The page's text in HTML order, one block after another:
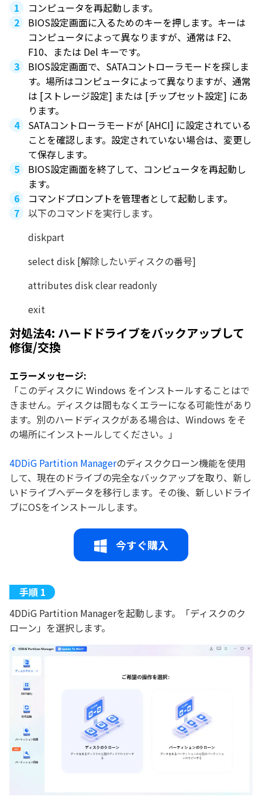
コンピュータを再起動します。
BIOS設定画面に入るためのキーを押します。キーは
コンピュータによって異なりますが、通常は F2、
F10、または Del キーです。
BIOS設定画面で、SATAコントローラモードを探しま
す。場所はコンピュータによって異なりますが、通常
は [ストレージ設定] または [チップセット設定] にあ
ります。
SATAコントローラモードが [AHCI] に設定されている
ことを確認します。設定されていない場合は、変更し
て保存します。
BIOS設定画面を終了して、コンピュータを再起動し
ます。
コマンドプロンプトを管理者として起動します。
以下のコマンドを実行します。
diskpart
select disk [解除したいディスクの番号]
attributes disk clear readonly
exit
対処法4: ハードドライブをバックアップして
修復/交換
エラーメッセージ:
「このディスクに Windows をインストールすることはで
きません。ディスクは間もなくエラーになる可能性があり
ます。別のハードディスクがある場合は、Windows をそ
の場所にインストールしてください。」
4DDiG Partition Managerのディスククローン機能を使用
して、現在のドライブの完全なバックアップを取り、新し
いドライブへデータを移行します。その後、新しいドライ
ブにOSをインストールします。
今すぐ購入
4DDiG Partition Managerを起動します。「ディスクのク
ローン」を選択します。